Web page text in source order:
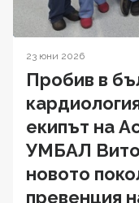
23 юни 2026
Пробив в
екипът на
УМБАЛ
новото
превенция